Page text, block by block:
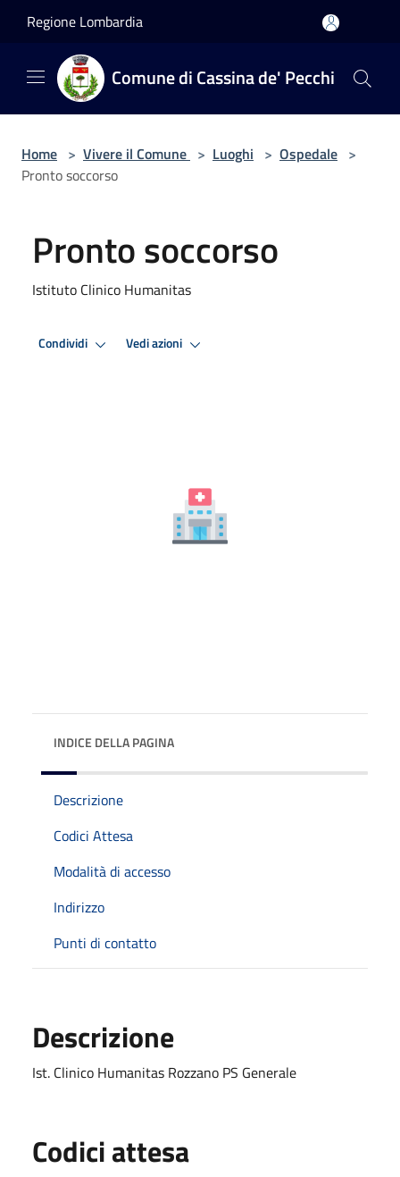
Regione Lombardia
Comune di Cassina de' Pecchi
Home > Vivere il Comune > Luoghi > Ospedale >
Pronto soccorso
Pronto soccorso
Istituto Clinico Humanitas
Condividi Vedi azioni
INDICE DELLA PAGINA
Descrizione
Codici Attesa
Modalità di accesso
Indirizzo
Punti di contatto
Descrizione
Ist. Clinico Humanitas Rozzano PS Generale
Codici attesa